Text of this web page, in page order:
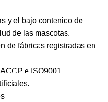
y el bajo contenido de
de las mascotas.
de fábricas registradas en
e ISO9001.